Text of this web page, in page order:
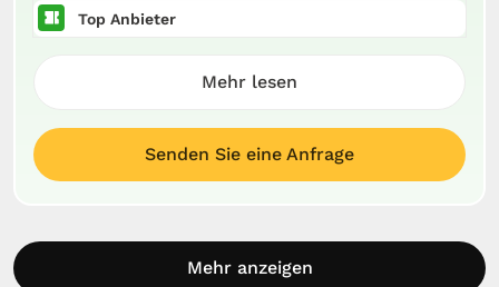
Top Anbieter
Mehr lesen
Senden Sie eine Anfrage
Mehr anzeigen